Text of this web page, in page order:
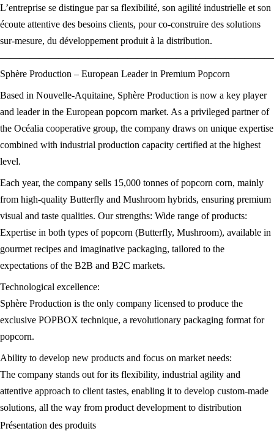
L’entreprise se distingue par sa flexibilité, son agilité industrielle et son
écoute attentive des besoins clients, pour co-construire des solutions
sur-mesure, du développement produit à la distribution.
Sphère Production – European Leader in Premium Popcorn
Based in Nouvelle-Aquitaine, Sphère Production is now a key player
and leader in the European popcorn market. As a privileged partner of
the Océalia cooperative group, the company draws on unique expertise
combined with industrial production capacity certified at the highest
level.
Each year, the company sells 15,000 tonnes of popcorn corn, mainly
from high-quality Butterfly and Mushroom hybrids, ensuring premium
visual and taste qualities. Our strengths: Wide range of products:
Expertise in both types of popcorn (Butterfly, Mushroom), available in
gourmet recipes and imaginative packaging, tailored to the
expectations of the B2B and B2C markets.
Technological excellence:
Sphère Production is the only company licensed to produce the
exclusive POPBOX technique, a revolutionary packaging format for
popcorn.
Ability to develop new products and focus on market needs:
The company stands out for its flexibility, industrial agility and
attentive approach to client tastes, enabling it to develop custom-made
solutions, all the way from product development to distribution
Présentation des produits